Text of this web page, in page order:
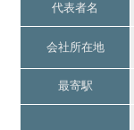
代表者名
会社所在地
最寄駅